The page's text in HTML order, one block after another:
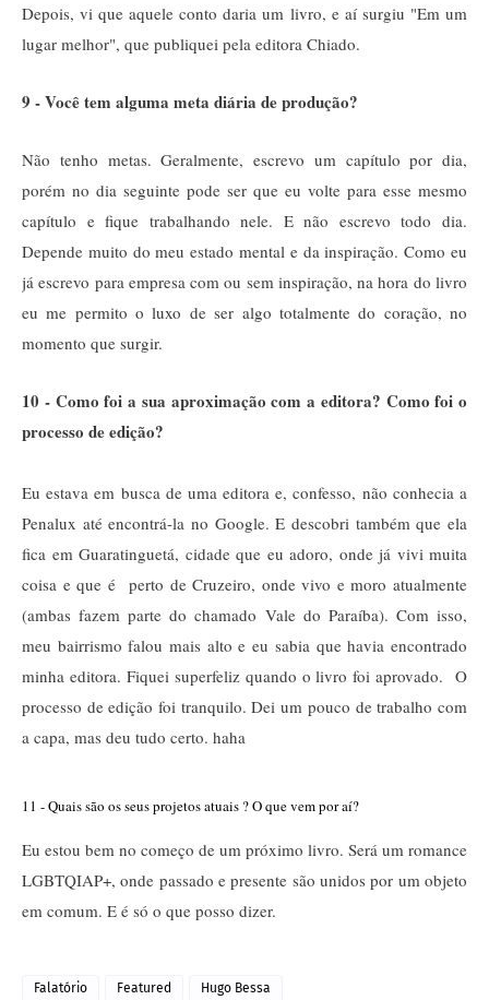
Depois, vi que aquele conto daria um livro, e aí surgiu "Em um
lugar melhor", que publiquei pela editora Chiado.
9 - Você tem alguma meta diária de produção?
Não tenho metas. Geralmente, escrevo um capítulo por dia,
porém no dia seguinte pode ser que eu volte para esse mesmo
capítulo e fique trabalhando nele. E não escrevo todo dia.
Depende muito do meu estado mental e da inspiração. Como eu
já escrevo para empresa com ou sem inspiração, na hora do livro
eu me permito o luxo de ser algo totalmente do coração, no
momento que surgir.
10 - Como foi a sua aproximação com a editora? Como foi o
processo de edição?
Eu estava em busca de uma editora e, confesso, não conhecia a
Penalux até encontrá-la no Google. E descobri também que ela
fica em Guaratinguetá, cidade que eu adoro, onde já vivi muita
coisa e que é perto de Cruzeiro, onde vivo e moro atualmente
(ambas fazem parte do chamado Vale do Paraíba). Com isso,
meu bairrismo falou mais alto e eu sabia que havia encontrado
minha editora. Fiquei superfeliz quando o livro foi aprovado. O
processo de edição foi tranquilo. Dei um pouco de trabalho com
a capa, mas deu tudo certo. haha
11 - Quais são os seus projetos atuais ? O que vem por aí?
Eu estou bem no começo de um próximo livro. Será um romance
LGBTQIAP+, onde passado e presente são unidos por um objeto
em comum. E é só o que posso dizer.
Falatório Featured Hugo Bessa